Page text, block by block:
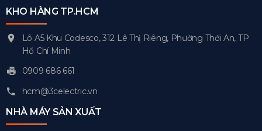
KHO HÀNG TP.HCM
Lô A5 Khu Codesco, 312 Lê Thị Riêng, Phường Thới An, TP
Hồ Chí Minh
0909 686 661
hcm@3celectric.vn
NHÀ MÁY SẢN XUẤT